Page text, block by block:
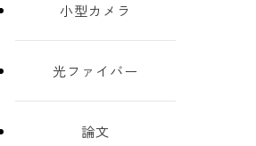
小型カメラ
光ファイバー
論文